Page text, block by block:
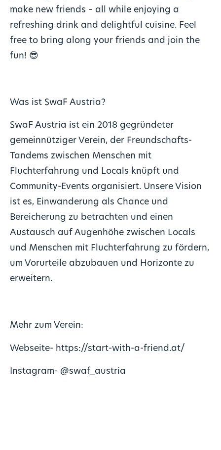
make new friends – all while enjoying a
refreshing drink and delightful cuisine. Feel
free to bring along your friends and join the
fun! 😎
Was ist SwaF Austria?
SwaF Austria ist ein 2018 gegründeter
gemeinnütziger Verein, der Freundschafts-
Tandems zwischen Menschen mit
Fluchterfahrung und Locals knüpft und
Community-Events organisiert. Unsere Vision
ist es, Einwanderung als Chance und
Bereicherung zu betrachten und einen
Austausch auf Augenhöhe zwischen Locals
und Menschen mit Fluchterfahrung zu fördern,
um Vorurteile abzubauen und Horizonte zu
erweitern.
Mehr zum Verein:
Webseite- https://start-with-a-friend.at/
Instagram- @swaf_austria